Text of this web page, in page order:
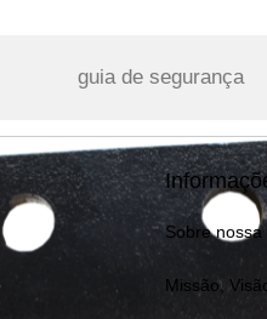
guia de segurança
Sobre nossa
Missão,